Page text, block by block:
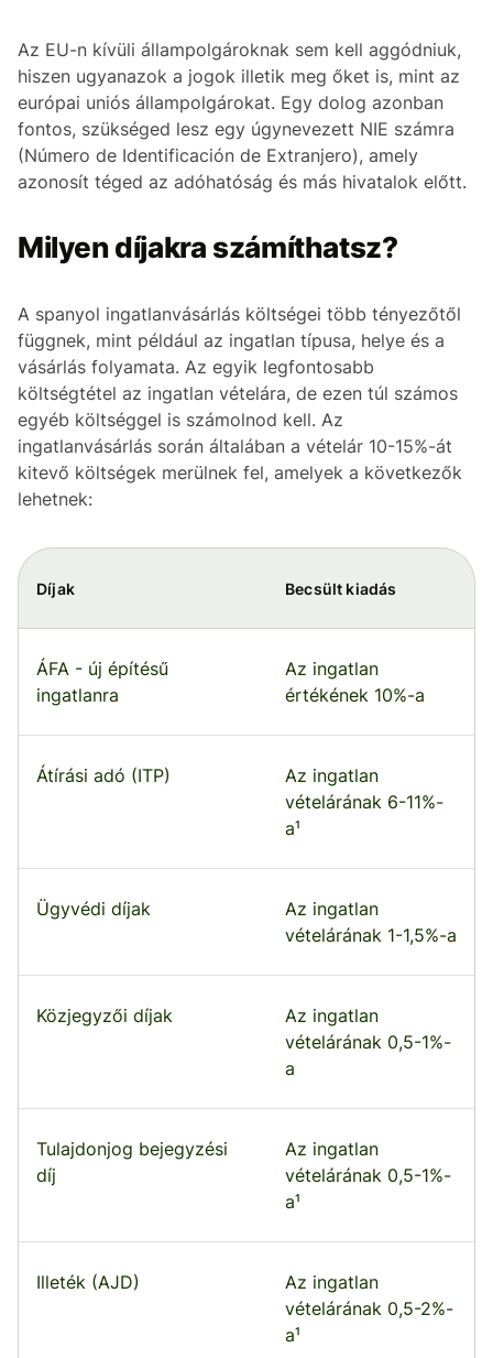
Az EU-n kívüli állampolgároknak sem kell aggódniuk,
hiszen ugyanazok a jogok illetik meg őket is, mint az
európai uniós állampolgárokat. Egy dolog azonban
fontos, szükséged lesz egy úgynevezett NIE számra
(Número de Identificación de Extranjero), amely
azonosít téged az adóhatóság és más hivatalok előtt.
Milyen díjakra számíthatsz?
A spanyol ingatlanvásárlás költségei több tényezőtől
függnek, mint például az ingatlan típusa, helye és a
vásárlás folyamata. Az egyik legfontosabb
költségtétel az ingatlan vételára, de ezen túl számos
egyéb költséggel is számolnod kell. Az
ingatlanvásárlás során általában a vételár 10-15%-át
kitevő költségek merülnek fel, amelyek a következők
lehetnek:
Díjak Becsült kiadás
ÁFA - új építésű
ingatlanra
Az ingatlan
értékének 10%-a
Átírási adó (ITP)
Az ingatlan
vételárának 6-11%-
a¹
Ügyvédi díjak
Az ingatlan
vételárának 1-1,5%-a
Közjegyzői díjak
Az ingatlan
vételárának 0,5-1%-
a
Tulajdonjog bejegyzési
díj
Az ingatlan
vételárának 0,5-1%-
a¹
Illeték (AJD)
Az ingatlan
vételárának 0,5-2%-
a¹